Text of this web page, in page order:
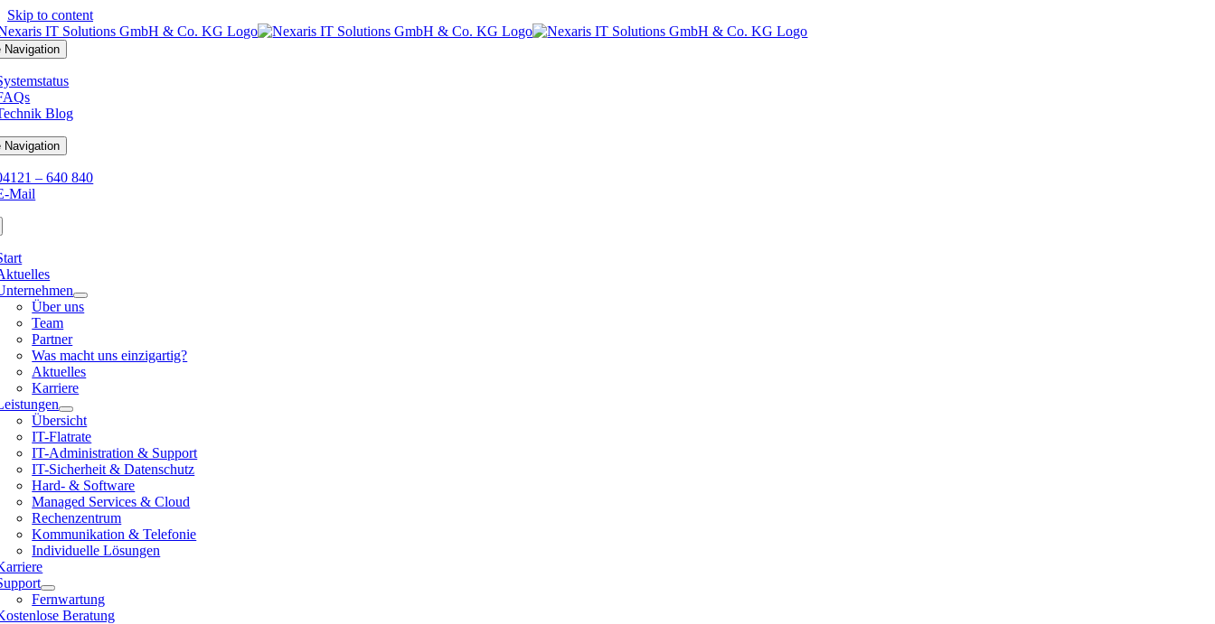
Skip to content
Navigation
Blog
Navigation
– 640 840
Mail
Über uns
Team
Partner
Was macht uns einzigartig?
Aktuelles
Karriere
Übersicht
IT-Flatrate
IT-Administration & Support
IT-Sicherheit & Datenschutz
Hard- & Software
Managed Services & Cloud
Rechenzentrum
Kommunikation & Telefonie
Individuelle Lösungen
Fernwartung
Beratung